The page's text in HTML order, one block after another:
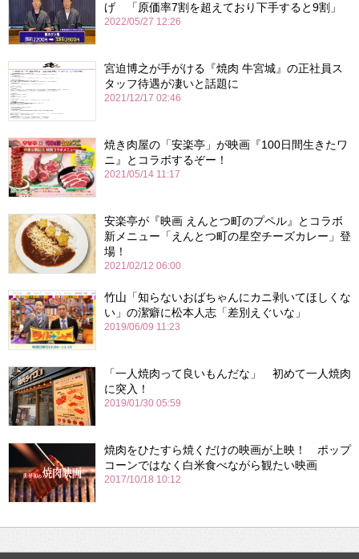
げ 「原価率7割を超えており下手すると9割」
2022/05/27 12:26
宮迫博之が手がける『焼肉 牛宮城』の正社員ス
タッフ待遇が凄いと話題に
2021/12/17 02:46
焼き肉屋の「安楽亭」が映画『100日間生きたワ
ニ』とコラボするぞー！
2021/05/14 11:17
安楽亭が『映画 えんとつ町のプペル』とコラボ
新メニュー「えんとつ町の星空チーズカレー」登
場！
2021/02/12 06:00
竹山「知らないおばちゃんにカニ剥いてほしくな
い」の潔癖に松本人志「差別えぐいな」
2019/06/09 11:23
「一人焼肉って良いもんだな」 初めて一人焼肉
に突入！
2019/01/30 05:59
焼肉をひたすら焼くだけの映画が上映！ ポップ
コーンではなく白米食べながら観たい映画
2017/10/18 10:12